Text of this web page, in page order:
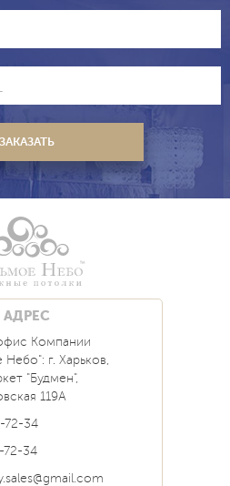
АДРЕС
Компании
г. Харьков,
"Будмен",
119А
72-34
72-34
Контакты